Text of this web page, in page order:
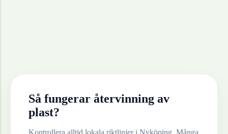
Så fungerar återvinning av
plast?